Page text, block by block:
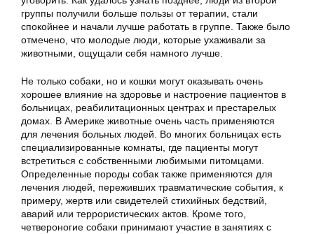
группы получили больше пользы от терапии, стали
спокойнее и начали лучше работать в группе. Также было
отмечено, что молодые люди, которые ухаживали за
животными, ощущали себя намного лучше.
Не только собаки, но и кошки могут оказывать очень
хорошее влияние на здоровье и настроение пациентов в
больницах, реабилитационных центрах и престарелых
домах. В Америке животные очень часть применяются
для лечения больных людей. Во многих больницах есть
специализированные комнаты, где пациенты могут
встретиться с собственными любимыми питомцами.
Определенные породы собак также применяются для
лечения людей, переживших травматические события, к
примеру, жертв или свидетелей стихийных бедствий,
аварий или террористических актов. Кроме того,
четвероногие собаки принимают участие в занятиях с